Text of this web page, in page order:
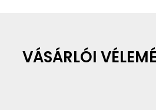
VÁSÁRLÓI